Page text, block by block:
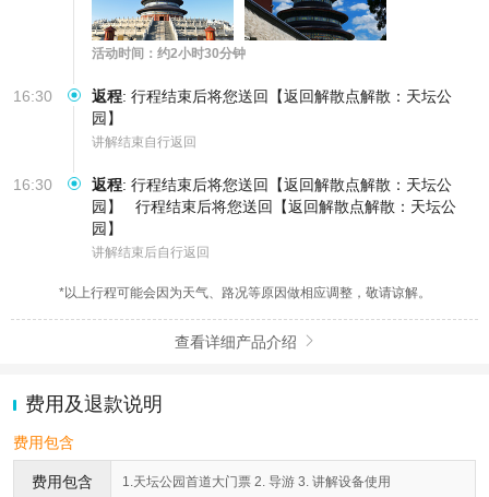
活动时间：约2小时30分钟
16:30 返程: 行程结束后将您送回【返回解散点解散：天坛公
园】
讲解结束自行返回
16:30 返程: 行程结束后将您送回【返回解散点解散：天坛公
园】
行程结束后将您送回【返回解散点解散：天坛公
园】
讲解结束后自行返回
*以上行程可能会因为天气、路况等原因做相应调整，敬请谅解。
查看详细产品介绍 
费用及退款说明
费用包含
费用包含 1.天坛公园首道大门票 2. 导游 3. 讲解设备使用